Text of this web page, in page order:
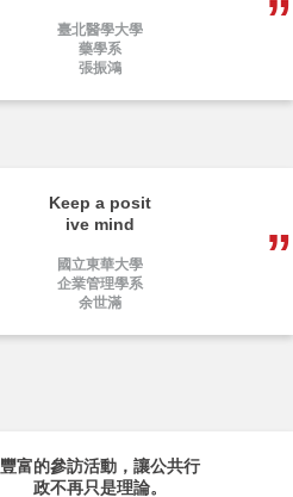
臺北醫學大學
藥學系
張振鴻
Keep a posit
ive mind
國立東華大學
企業管理學系
余世滿
豐富的參訪活動，讓公共行
政不再只是理論。